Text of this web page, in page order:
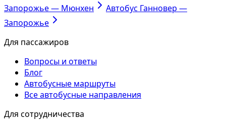
Запорожье — Мюнхен
Автобус Ганновер —
Запорожье
Для пассажиров
Вопросы и ответы
Блог
Автобусные маршруты
Все автобусные направления
Для сотрудничества